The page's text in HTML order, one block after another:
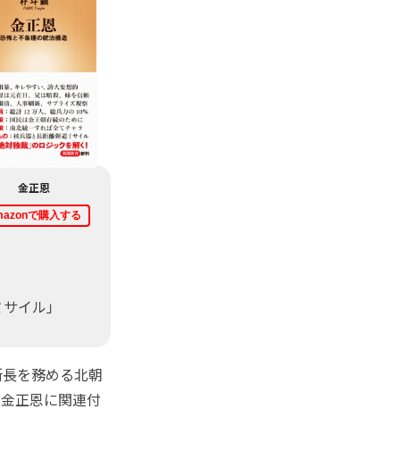
金正恩
で購入する
イル」
を務める北朝
正恩に関連付